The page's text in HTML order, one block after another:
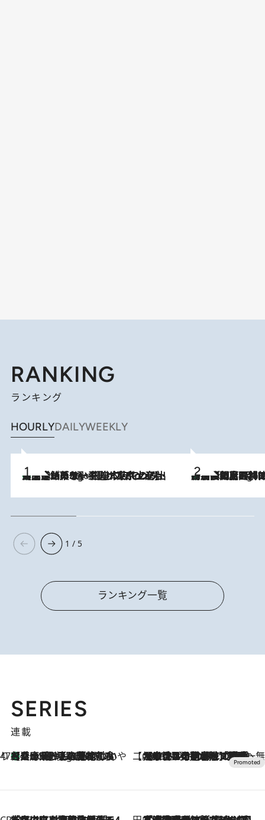
RANKING
ランキング
HOURLYDAILYWEEKLY
7 Hours Ago
【間違いのない王道・東京土産】資生堂パーラー 銀座本店でのみ出会える銘菓5選《極上プディング・濃厚チーズケーキ・ボンボンショコラほか》 7 Hours Ago
「最後に見られてよかった」上野動物園の東園パンダ舎が解体前に特別公開。8月16日まで延長されたパネル展と共に辿る“半世紀”のパンダ飼育《解体工事の図面あり》
1 / 5
ランキング一覧
SERIES
連載
47都道府県の手みやげ ひんやりスイーツで夏を満喫
7 Hours Ago
【兵庫県】この夏絶対食べたい 冷やしておいしいおやつ3選 淡路島の恵みをジェラートに集約 【CREA×星野リゾート】唯一無二。癒しと発見が待つ場所へ
2026.8.7
【トンボの足水浴】ヒノキの香りに包まれて涼感マックス！約13℃の湧水かけ流しを避暑地「星野温泉 トンボの湯」で体験